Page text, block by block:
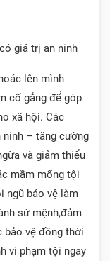
giá trị an ninh
lên mình
cố gắng để góp
xã hội. Các
ninh – tăng cường
và giảm thiểu
mầm mống tội
ngũ bảo vệ làm
sứ mệnh,đảm
vệ đồng thời
vi phạm tội ngay